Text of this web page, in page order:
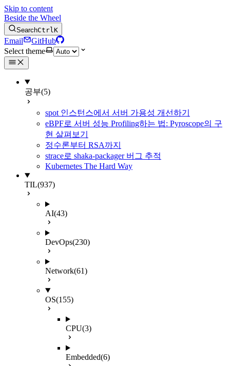
Skip to content
Beside the Wheel
SearchCtrlK
Email
GitHub
Select theme
공부(5)
spot 인스턴스에서 서버 가용성 개선하기
eBPF로 서버 성능 Profiling하는 법: Pyroscope의 구
현 살펴보기
정수론부터 RSA까지
strace로 shaka-packager 버그 추적
Kubernetes The Hard Way
TIL(937)
AI(43)
DevOps(230)
Network(61)
OS(155)
CPU(3)
Embedded(6)